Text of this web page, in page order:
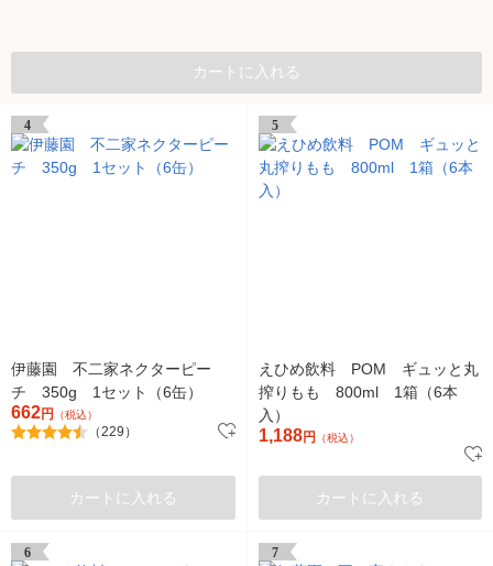
カートに入れる
4
伊藤園 不二家ネクターピー
チ 350g 1セット（6缶）
662円 （税込）
（229）
カートに入れる
5
えひめ飲料 POM ギュッと丸
搾りもも 800ml 1箱（6本
入）
1,188円 （税込）
カートに入れる
6 7